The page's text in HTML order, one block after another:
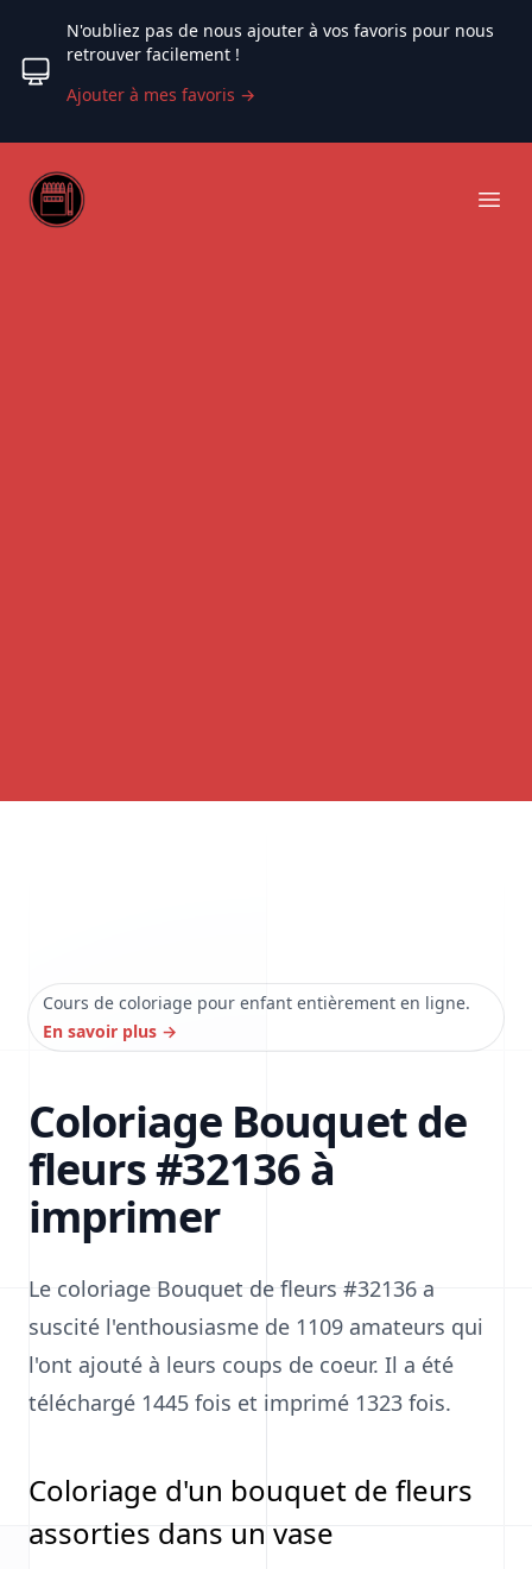
N'oubliez pas de nous ajouter à vos favoris pour nous
retrouver facilement !
Ajouter à mes favoris →
Web coloriage
Cours de coloriage pour enfant entièrement en ligne.
En savoir plus →
Coloriage Bouquet de
fleurs #32136 à
imprimer
Le coloriage Bouquet de fleurs #32136 a
suscité l'enthousiasme de 1109 amateurs qui
l'ont ajouté à leurs coups de coeur. Il a été
téléchargé 1445 fois et imprimé 1323 fois.
Coloriage d'un bouquet de fleurs
assorties dans un vase